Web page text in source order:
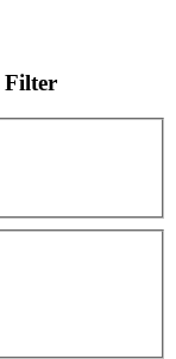
Filter